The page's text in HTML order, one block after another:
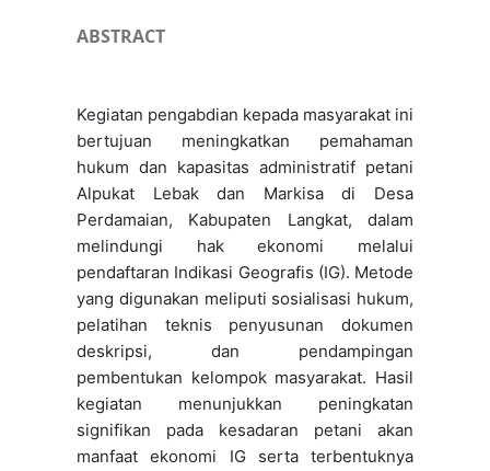
ABSTRACT
Kegiatan pengabdian kepada masyarakat ini
bertujuan meningkatkan pemahaman
hukum dan kapasitas administratif petani
Alpukat Lebak dan Markisa di Desa
Perdamaian, Kabupaten Langkat, dalam
melindungi hak ekonomi melalui
pendaftaran Indikasi Geografis (IG). Metode
yang digunakan meliputi sosialisasi hukum,
pelatihan teknis penyusunan dokumen
deskripsi, dan pendampingan
pembentukan kelompok masyarakat. Hasil
kegiatan menunjukkan peningkatan
signifikan pada kesadaran petani akan
manfaat ekonomi IG serta terbentuknya